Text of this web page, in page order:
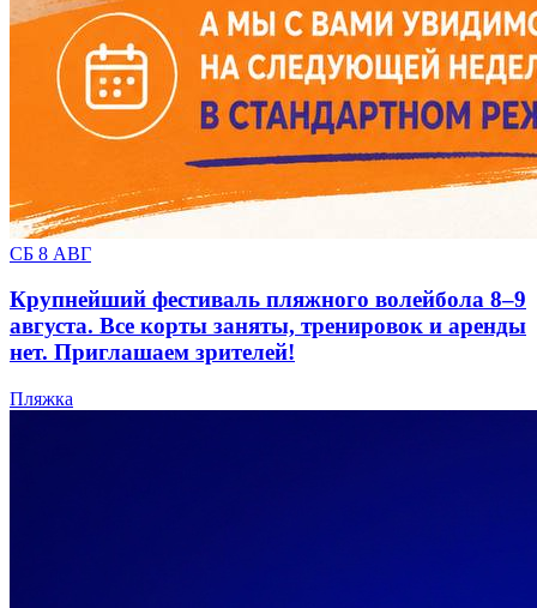
СБ 8 АВГ
Крупнейший фестиваль пляжного волейбола 8–9
августа. Все корты заняты, тренировок и аренды
нет. Приглашаем зрителей!
Пляжка